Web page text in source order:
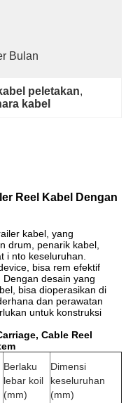
Bulan
peletakan,
kabel
Reel Kabel Dengan
kabel, yang
drum, penarik kabel,
i nto keseluruhan.
bisa rem efektif
Dengan desain yang
bisa dioperasikan di
dan perawatan
untuk konstruksi
Cable Reel
Berlaku
lebar koil
(mm)
Dimensi
keseluruhan
(mm)